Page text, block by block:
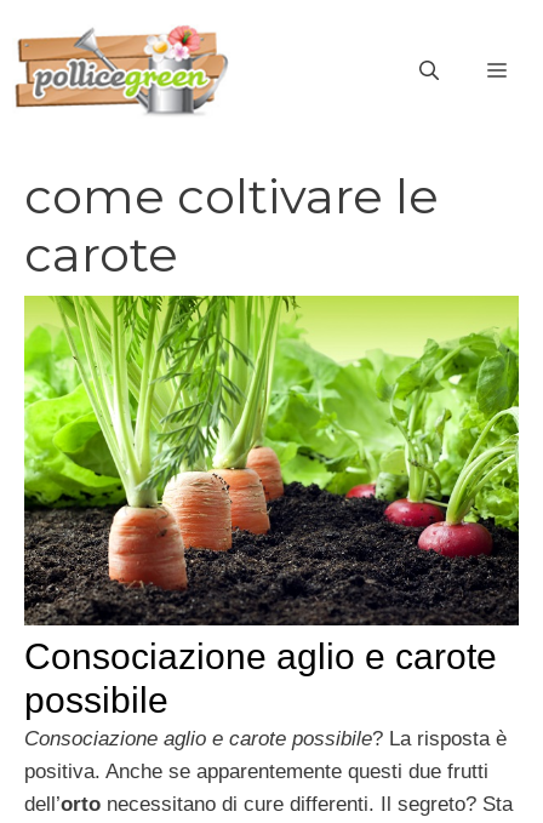
contenuto
come coltivare le
carote
Consociazione aglio e carote
possibile
Consociazione aglio e carote possibile? La risposta è
positiva. Anche se apparentemente questi due frutti
dell’orto necessitano di cure differenti. Il segreto? Sta